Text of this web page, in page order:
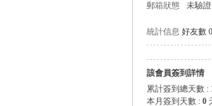
郵箱狀態
未驗證
統計信息 好友數 0
該會員簽到詳情
累計簽到總天數 :
本月簽到天數 : 0